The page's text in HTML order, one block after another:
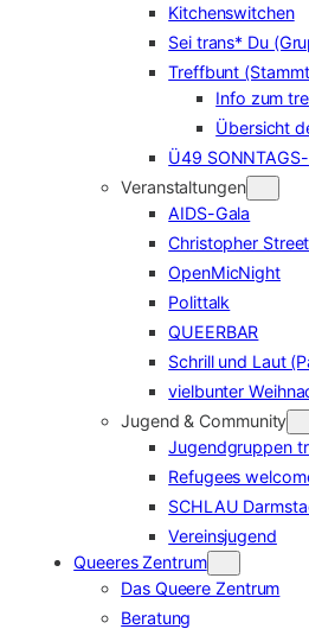
Kitchenswitchen
Sei trans* Du
Treffbunt
Info zum
Übersicht
Ü49
Veranstaltungen
AIDS-Gala
Christopher
OpenMicNight
Polittalk
QUEERBAR
Schrill und Laut
vielbunter
Jugend & Community
Jugendgruppen
Refugees
SCHLAU
Vereinsjugend
Queeres Zentrum
Das Queere Zentrum
Beratung